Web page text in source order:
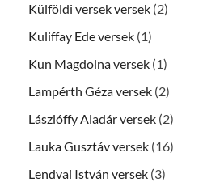
Külföldi versek versek (2)
Kuliffay Ede versek (1)
Kun Magdolna versek (1)
Lampérth Géza versek (2)
Lászlóffy Aladár versek (2)
Lauka Gusztáv versek (16)
Lendvai István versek (3)